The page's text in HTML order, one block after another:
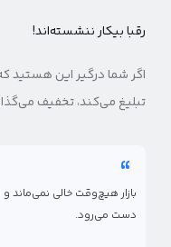
رقبا بیکار ننشسته‌اند!
اگر شما درگیر این هستید که
تبلیغ می‌کند، تخفیف
بازار هیچ‌وقت خالی نمی‌ماند و
دست می‌رود.